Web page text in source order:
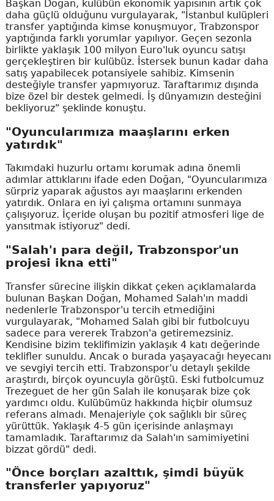
Başkan Doğan, kulübün ekonomik yapısının artık çok
daha güçlü olduğunu vurgulayarak, "İstanbul kulüpleri
transfer yaptığında kimse konuşmuyor, Trabzonspor
yaptığında farklı yorumlar yapılıyor. Geçen sezonla
birlikte yaklaşık 100 milyon Euro'luk oyuncu satışı
gerçekleştiren bir kulübüz. İstersek bunun kadar daha
satış yapabilecek potansiyele sahibiz. Kimsenin
desteğiyle transfer yapmıyoruz. Taraftarımız dışında
bize özel bir destek gelmedi. İş dünyamızın desteğini
bekliyoruz" şeklinde konuştu.
"Oyuncularımıza maaşlarını erken
yatırdık"
Takımdaki huzurlu ortamı korumak adına önemli
adımlar attıklarını ifade eden Doğan, "Oyuncularımıza
sürpriz yaparak ağustos ayı maaşlarını erkenden
yatırdık. Onlara en iyi çalışma ortamını sunmaya
çalışıyoruz. İçeride oluşan bu pozitif atmosferi lige de
yansıtmak istiyoruz" dedi.
"Salah'ı para değil, Trabzonspor'un
projesi ikna etti"
Transfer sürecine ilişkin dikkat çeken açıklamalarda
bulunan Başkan Doğan, Mohamed Salah'ın maddi
nedenlerle Trabzonspor'u tercih etmediğini
vurgulayarak, "Mohamed Salah gibi bir futbolcuyu
sadece para vererek Trabzon'a getiremezsiniz.
Kendisine bizim teklifimizin yaklaşık 4 katı değerinde
teklifler sunuldu. Ancak o burada yaşayacağı heyecanı
ve sevgiyi tercih etti. Trabzonspor'u detaylı şekilde
araştırdı, birçok oyuncuyla görüştü. Eski futbolcumuz
Trezeguet de her gün Salah ile konuşarak bize çok
yardımcı oldu. Kulübümüz hakkında hiçbir olumsuz
referans almadı. Menajeriyle çok sağlıklı bir süreç
yürüttük. Yaklaşık 4-5 gün içerisinde anlaşmayı
tamamladık. Taraftarımız da Salah'ın samimiyetini
bizzat gördü" dedi.
"Önce borçları azalttık, şimdi büyük
transferler yapıyoruz"